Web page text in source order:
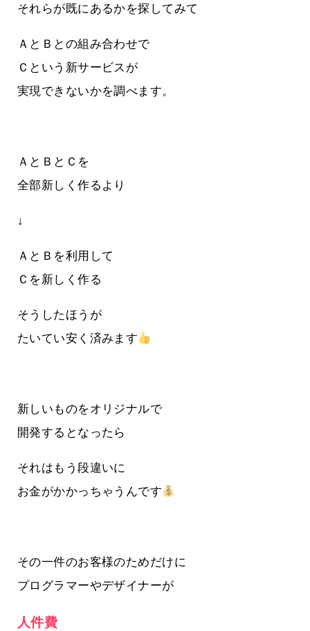
それらが既にあるかを探してみて
ＡとＢとの組み合わせで
Ｃという新サービスが
実現できないかを調べます。
ＡとＢとＣを
全部新しく作るより
↓
ＡとＢを利用して
Ｃを新しく作る
そうしたほうが
たいてい安く済みます
新しいものをオリジナルで
開発するとなったら
それはもう段違いに
お金がかかっちゃうんです
その一件のお客様のためだけに
プログラマーやデザイナーが
人件費